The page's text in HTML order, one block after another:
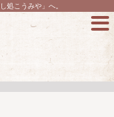
処こうみや」へ。